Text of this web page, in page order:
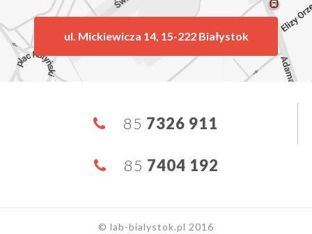
ul. Mickiewicza 14, 15-222 Białystok
85 7326 911
85 7404 192
© lab-bialystok.pl 2016